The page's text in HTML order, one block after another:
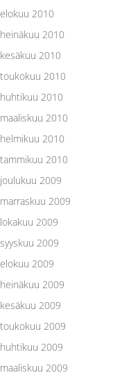
elokuu 2010
heinäkuu 2010
kesäkuu 2010
toukokuu 2010
huhtikuu 2010
maaliskuu 2010
helmikuu 2010
tammikuu 2010
joulukuu 2009
marraskuu 2009
lokakuu 2009
syyskuu 2009
elokuu 2009
heinäkuu 2009
kesäkuu 2009
toukokuu 2009
huhtikuu 2009
maaliskuu 2009